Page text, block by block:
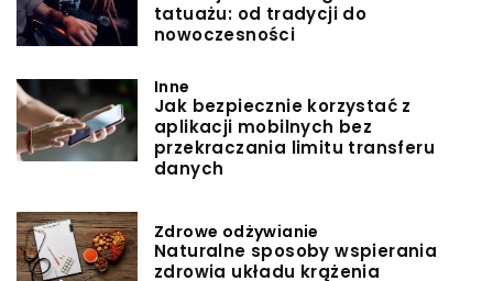
tatuażu: od tradycji do
nowoczesności
Inne
Jak bezpiecznie korzystać z
aplikacji mobilnych bez
przekraczania limitu transferu
danych
Zdrowe odżywianie
Naturalne sposoby wspierania
zdrowia układu krążenia